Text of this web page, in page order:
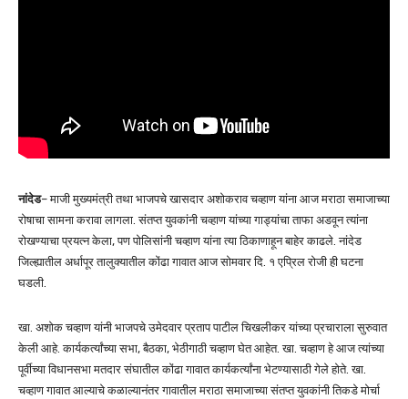
नांदेड– माजी मुख्यमंत्री तथा भाजपचे खासदार अशोकराव चव्हाण यांना आज मराठा समाजाच्या
रोषाचा सामना करावा लागला. संतप्त युवकांनी चव्हाण यांच्या गाड्यांचा ताफा अडवून त्यांना
रोखण्याचा प्रयत्न केला, पण पोलिसांनी चव्हाण यांना त्या ठिकाणाहून बाहेर काढले. नांदेड
जिल्ह्यातील अर्धापूर तालुक्यातील कोंढा गावात आज सोमवार दि. १ एप्रिल रोजी ही घटना
घडली.
खा. अशोक चव्हाण यांनी भाजपचे उमेदवार प्रताप पाटील चिखलीकर यांच्या प्रचाराला सुरुवात
केली आहे. कार्यकर्त्यांच्या सभा, बैठका, भेठीगाठी चव्हाण घेत आहेत. खा. चव्हाण हे आज त्यांच्या
पूर्वीच्या विधानसभा मतदार संघातील कोंढा गावात कार्यकर्त्यांना भेटण्यासाठी गेले होते. खा.
चव्हाण गावात आल्याचे कळाल्यानंतर गावातील मराठा समाजाच्या संतप्त युवकांनी तिकडे मोर्चा